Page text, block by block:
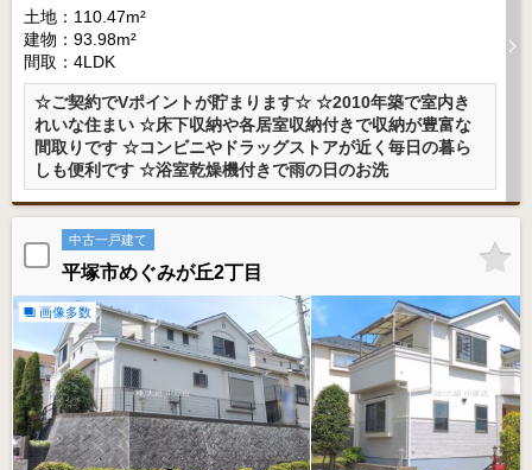
土地：110.47m²
建物：93.98m²
間取：4LDK
☆ご契約でVポイントが貯まります☆ ☆2010年築で室内き
れいな住まい ☆床下収納や各居室収納付きで収納が豊富な
間取りです ☆コンビニやドラッグストアが近く毎日の暮ら
しも便利です ☆浴室乾燥機付きで雨の日のお洗
中古一戸建て
平塚市めぐみが丘2丁目
画像多数